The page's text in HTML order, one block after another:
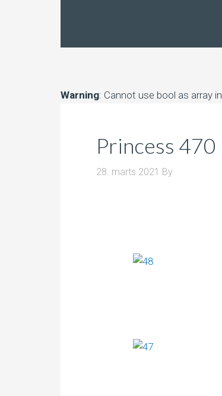
Warning: Cannot use bool as array in
Princess 470
28. marts 2021 By